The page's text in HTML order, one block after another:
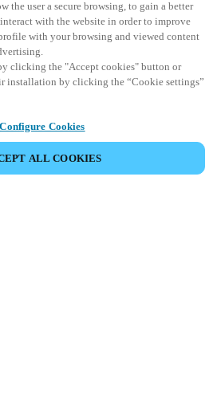
the user a secure browsing, to gain a better
with the website in order to improve
with your browsing and viewed content
clicking the "Accept cookies" button or
installation by clicking the “Cookie settings”
Configure Cookies
ALL COOKIES